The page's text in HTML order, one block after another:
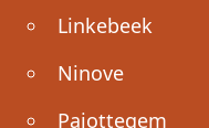
Linkebeek
Ninove
Pajottegem